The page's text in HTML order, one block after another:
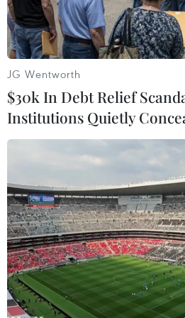
Bộ trưởng Tư pháp Hàn Quốc
Gwacheon, phía Nam Seoul
Yonhap/
Ngày 14/10, Tổng thống
đã công khai xin lỗi vì để
hội lớn liên quan tới cựu
JG Wentworth
$30k In Debt Relief
Institutions Quietly